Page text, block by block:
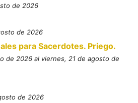
de 2026
de 2026
para Sacerdotes. Priego.
de 2026 al viernes, 21 de agosto de
de 2026